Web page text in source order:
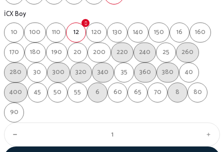
İCX Boy
10
100 110 12 120 130 140 150 16
160
170
180 190 20 200 220 240 25
260
280
30 300 320 340 35 360 380
40
400
45 50 55 6 60 65 70 8
80
90